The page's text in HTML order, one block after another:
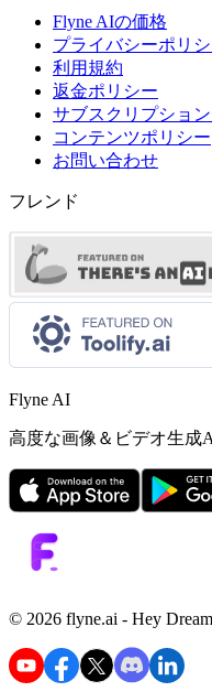
Flyne AIの価格
プライバシーポリ
利用規約
返金ポリシー
サブスクリプショ
コンテンツポリシー
お問い合わせ
フレンド
Flyne AI
高度な画像＆ビデオ生成
©️ 2026 flyne.ai - Hey